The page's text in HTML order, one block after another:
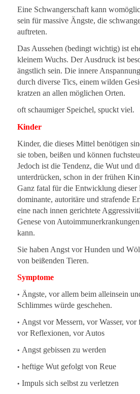
Eine Schwangerschaft kann
sein für massive Ängste, die
auftreten.
Das Aussehen (bedingt wichtig) ist
kleinem Wuchs. Der Ausdruck ist
ängstlich sein. Die innere
durch diverse Tics, einem wilden
kratzen an allen möglichen Orten.
oft schaumiger Speichel, spuckt viel.
Kinder
Kinder, die dieses Mittel benötigen
sie toben, beißen und können
Jedoch ist die Tendenz, die Wut und
unterdrücken, schon in der frühen
Ganz fatal für die Entwicklung dieser
dominante, autoritäre und strafende
eine nach innen gerichtete
Genese von
kann.
Sie haben Angst vor Hunden und
von beißenden Tieren.
Symptome
• Ängste, vor allem beim alleinsein
Schlimmes würde geschehen.
• Angst vor Messern, vor Wasser, vor
vor Reflexionen, vor Autos
• Angst gebissen zu werden
• heftige Wut gefolgt von Reue
• Impuls sich selbst zu verletzen